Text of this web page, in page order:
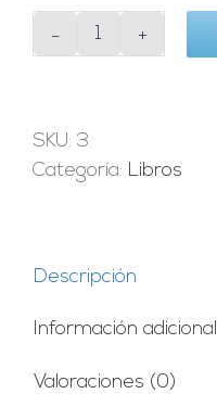
SKU: 3
Categoría: Libros
Descripción
Información adicional
Valoraciones (0)